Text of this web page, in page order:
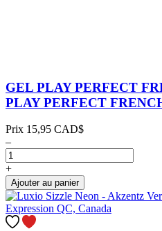
GEL PLAY PERFECT
PLAY PERFECT
Prix 15,95 CAD$
–
+
Ajouter au panier